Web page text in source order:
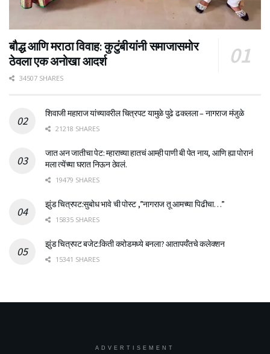
बौद्ध आणि मराठा विवाह: कुटुंबीयांनी समाजासमोर
ठेवला एक अनोखा आदर्श
34507 SHARES
शिवाजी महाराज यांच्यावरील चित्रपट यामुळे पुढे ढकलला – नागराज मंजुळे
21218 SHARES
जात अन जातीचा पेट: म्हाराच्या हातचं आम्ही पाणी बी पेत नाय, आणि ह्या पोरानं
मला त्येंच्या घरात निऊन ठेवलं.
19479 SHARES
झुंड चित्रपट:सुबोध भावे ची पोस्ट ,”नागराज तू आमच्या पिढीचा…”
15835 SHARES
झुंड चित्रपट बजेट:किती करोडमध्ये बनला? आतापर्यँतचे कलेक्शन
15341 SHARES
ADVERTISEMENT